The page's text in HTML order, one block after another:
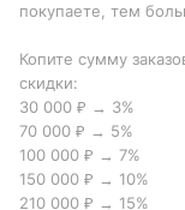
покупаете, тем
Копите сумму
скидки:
30 000 ₽ → 3%
70 000 ₽ → 5%
100 000 ₽ → 7%
150 000 ₽ → 10%
210 000 ₽ → 15%